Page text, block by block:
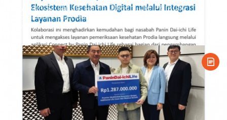
Rayakan 52 Tahun, Panin Dai-ichi Life Perkuat
Ekosistem Kesehatan Digital melalui Integrasi
Layanan Prodia